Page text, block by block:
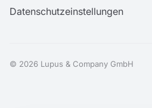
Datenschutzeinstellungen
© 2026 Lupus & Company GmbH